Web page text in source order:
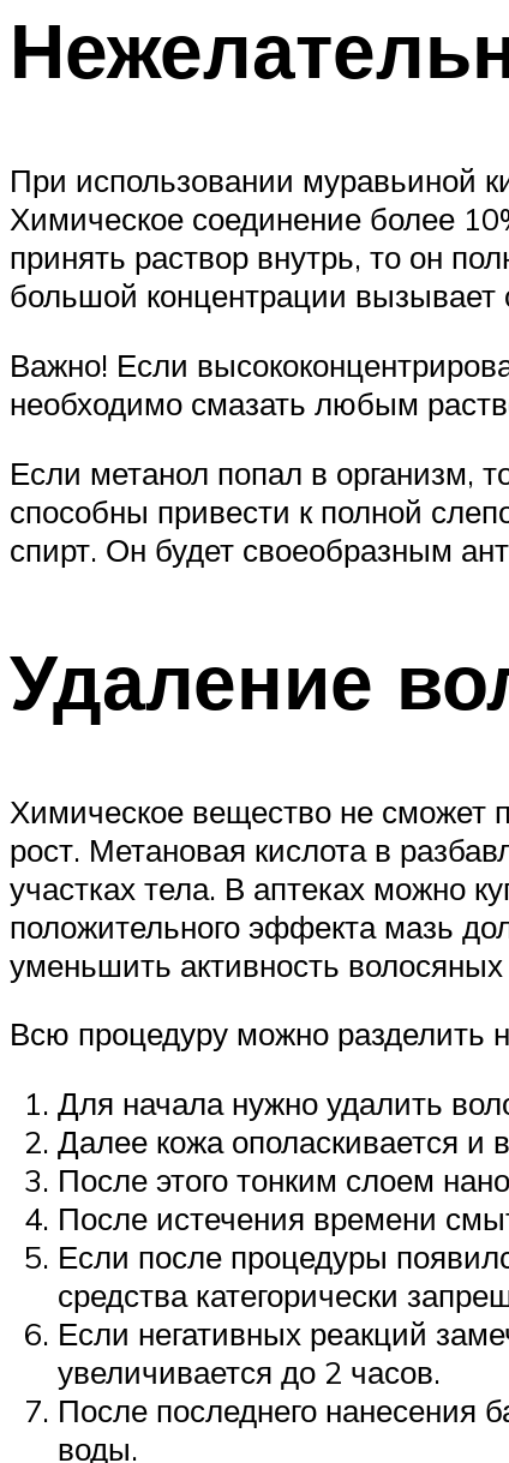
При использовании муравьиной
Химическое соединение более
принять раствор внутрь, то он
большой концентрации вызывает
Важно! Если
необходимо смазать любым
Если метанол попал в организм,
способны привести к полной
спирт. Он будет своеобразным
Удаление
Химическое вещество не сможет
рост. Метановая кислота в
участках тела. В аптеках можно
положительного эффекта мазь
уменьшить активность
Всю процедуру можно разделить
Для начала нужно удалить
Далее кожа ополаскивается и
После этого тонким слоем
После истечения времени
Если после процедуры
средства категорически
Если негативных реакций
увеличивается до 2 часов.
После последнего нанесения
воды.